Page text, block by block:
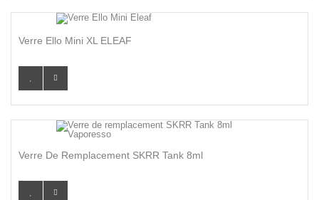
Verre Ello Mini XL ELEAF
Verre De Remplacement SKRR Tank 8ml